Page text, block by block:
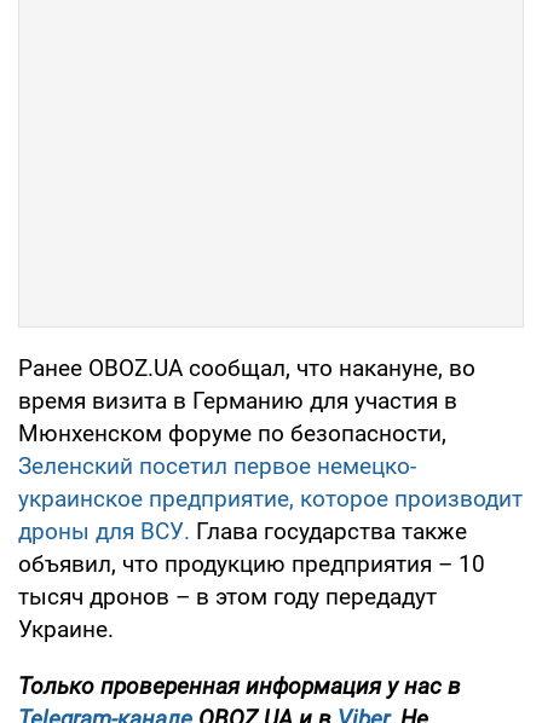
Ранее OBOZ.UA сообщал, что накануне, во
время визита в Германию для участия в
Мюнхенском форуме по безопасности,
Зеленский посетил первое немецко-
украинское предприятие, которое производит
дроны для ВСУ. Глава государства также
объявил, что продукцию предприятия – 10
тысяч дронов – в этом году передадут
Украине.
Только проверенная информация у нас в